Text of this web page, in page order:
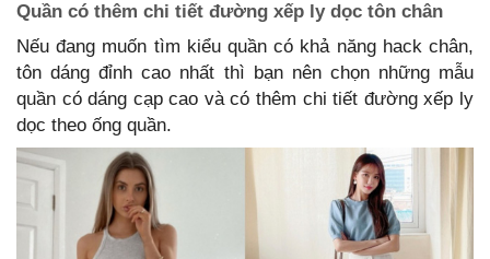
Quần có thêm chi tiết đường xếp ly dọc tôn chân
Nếu đang muốn tìm kiểu quần có khả năng hack chân,
tôn dáng đỉnh cao nhất thì bạn nên chọn những mẫu
quần có dáng cạp cao và có thêm chi tiết đường xếp ly
dọc theo ống quần.